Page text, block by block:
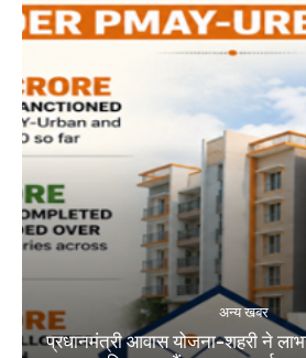
अन्य खबर
प्रधानमंत्री आवास योजना-शहरी ने